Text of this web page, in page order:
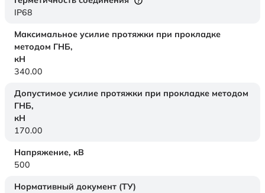
IP68
Максимальное усилие протяжки при прокладке
методом ГНБ,
кН
340.00
Допустимое усилие протяжки при прокладке методом
ГНБ,
кН
170.00
Напряжение, кВ
500
Нормативный документ (ТУ)